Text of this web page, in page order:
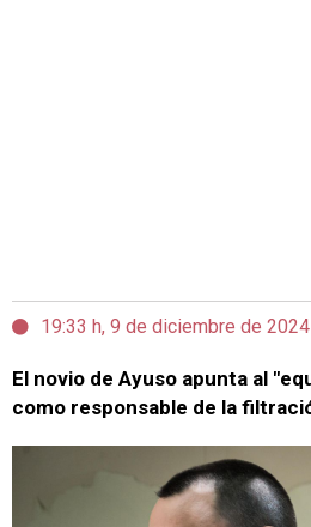
19:33 h, 9 de diciembre de 2024
El novio de Ayuso apunta al
como responsable de la